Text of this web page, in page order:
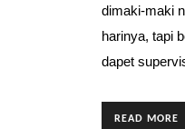
dimaki-maki
harinya, tapi
dapet
READ MORE